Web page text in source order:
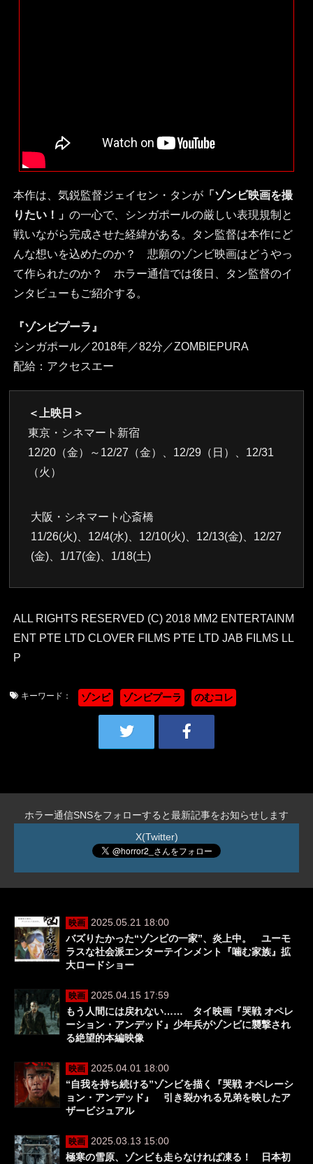
本作は、気鋭監督ジェイセン・タンが「ゾンビ映画を撮
りたい！」 の一心で、シンガポールの厳しい表現規制と
戦いながら完成させた経緯がある。タン監督は本作にど
んな想いを込めたのか？ 悲願のゾンビ映画はどうやっ
て作られたのか？ ホラー通信では後日、タン監督のイ
ンタビューもご紹介する。
『ゾンビプーラ』
シンガポール／2018年／82分／ZOMBIEPURA
配給：アクセスエー
＜上映日＞
東京・シネマート新宿
12/20（金）～12/27（金）、12/29（日）、12/31
（火）
大阪・シネマート心斎橋
11/26(火)、12/4(水)、12/10(火)、12/13(金)、12/27
(金)、1/17(金)、1/18(土)
ALL RIGHTS RESERVED (C) 2018 MM2 ENTERTAINM
ENT PTE LTD CLOVER FILMS PTE LTD JAB FILMS LL
P
キーワード： ゾンビ ゾンビプーラ のむコレ
ホラー通信SNSをフォローすると最新記事をお知らせします
X(Twitter)
映画
2025.05.21 18:00
バズりたかった“ゾンビの一家”、炎上中。 ユーモ
ラスな社会派エンターテインメント『噛む家族』拡
大ロードショー
映画
2025.04.15 17:59
もう人間には戻れない…… タイ映画『哭戦 オペレ
ーション・アンデッド』少年兵がゾンビに襲撃され
る絶望的本編映像
映画
2025.04.01 18:00
“自我を持ち続ける”ゾンビを描く『哭戦 オペレーシ
ョン・アンデッド』 引き裂かれる兄弟を映したア
ザービジュアル
映画
2025.03.13 15:00
極寒の雪原、ゾンビも走らなければ凍る！ 日本初